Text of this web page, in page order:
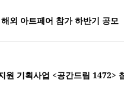
외 아트페어 참가 하반기 공모
원 기획사업 <공간드림 1472>